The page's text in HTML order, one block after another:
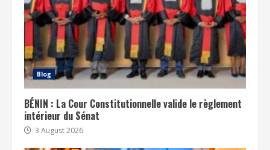
Blog
BÉNIN : La Cour Constitutionnelle valide le règlement
intérieur du Sénat
3 August 2026